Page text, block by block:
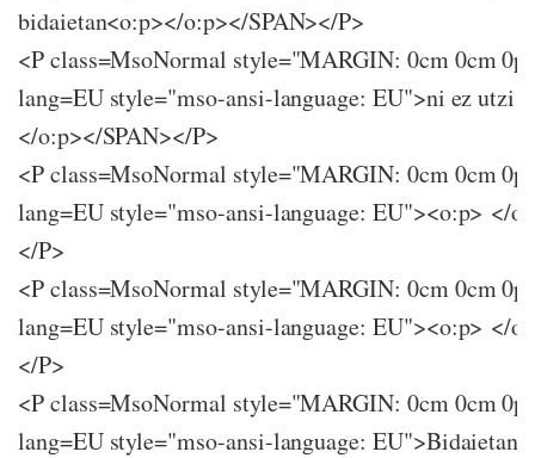
bidaietan<o:p></o:p></SPAN></P>
<P class=MsoNormal style="MARGIN: 0cm 0cm
lang=EU style="mso-ansi-language: EU">ni ez utzi
</o:p></SPAN></P>
<P class=MsoNormal style="MARGIN: 0cm 0cm
lang=EU style="mso-ansi-language: EU"><o:p> </
</P>
<P class=MsoNormal style="MARGIN: 0cm 0cm
lang=EU style="mso-ansi-language: EU"><o:p> </
</P>
<P class=MsoNormal style="MARGIN: 0cm 0cm
lang=EU style="mso-ansi-language: EU">Bidaietan